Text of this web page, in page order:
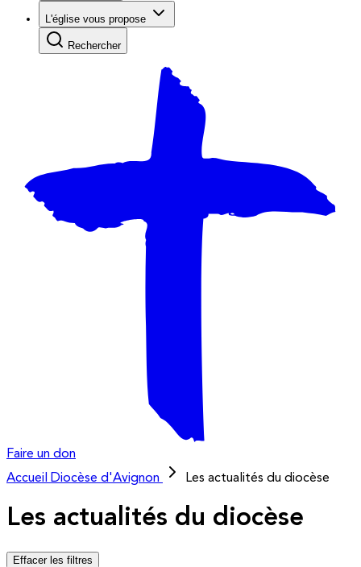
L'église vous propose
Rechercher
Faire un don
Accueil
Diocèse d'Avignon Les actualités du diocèse
Les actualités du diocèse
Effacer les filtres